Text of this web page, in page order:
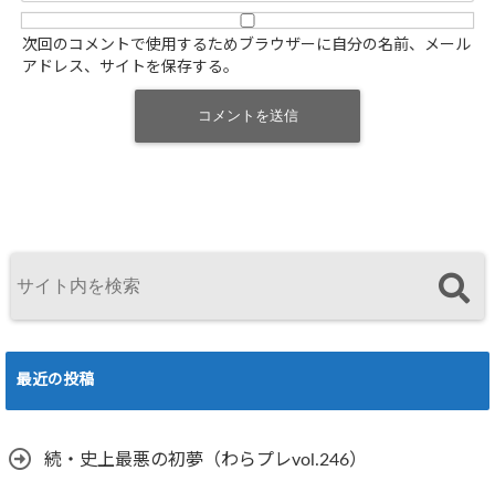
次回のコメントで使用するためブラウザーに自分の名前、メール
アドレス、サイトを保存する。
最近の投稿
続・史上最悪の初夢（わらプレvol.246）